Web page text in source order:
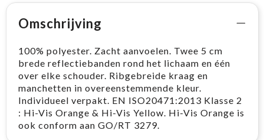
Omschrijving
100% polyester. Zacht aanvoelen. Twee 5 cm
brede reflectiebanden rond het lichaam en één
over elke schouder. Ribgebreide kraag en
manchetten in overeenstemmende kleur.
Individueel verpakt. EN ISO20471:2013 Klasse 2
: Hi-Vis Orange & Hi-Vis Yellow. Hi-Vis Orange is
ook conform aan GO/RT 3279.